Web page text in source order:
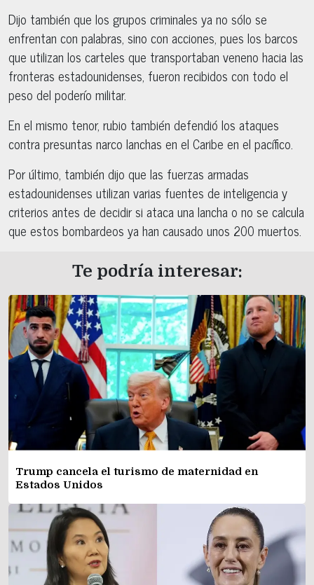
Dijo también que los grupos criminales ya no sólo se
enfrentan con palabras, sino con acciones, pues los barcos
que utilizan los carteles que transportaban veneno hacia las
fronteras estadounidenses, fueron recibidos con todo el
peso del poderío militar.
En el mismo tenor, rubio también defendió los ataques
contra presuntas narco lanchas en el Caribe en el pacífico.
Por último, también dijo que las fuerzas armadas
estadounidenses utilizan varias fuentes de inteligencia y
criterios antes de decidir si ataca una lancha o no se calcula
que estos bombardeos ya han causado unos 200 muertos.
Te podría interesar:
Trump cancela el turismo de maternidad en
Estados Unidos